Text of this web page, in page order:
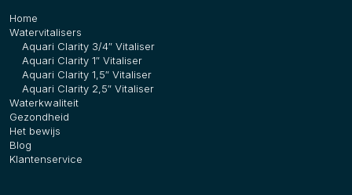
Home
Watervitalisers
Aquari Clarity 3/4″ Vitaliser
Aquari Clarity 1″ Vitaliser
Aquari Clarity 1,5″ Vitaliser
Aquari Clarity 2,5″ Vitaliser
Waterkwaliteit
Gezondheid
Het bewijs
Blog
Klantenservice